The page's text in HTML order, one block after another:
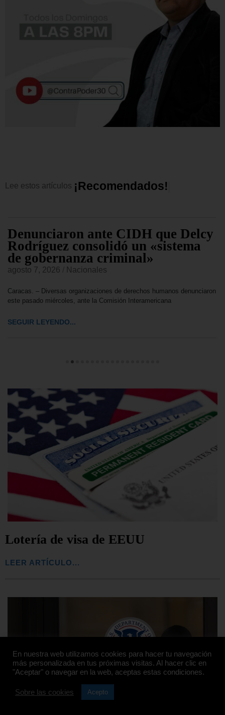
Lee estos artículos ¡Recomend ad os!
Denunciaron ante CIDH que Delcy
Rodríguez consolidó un «sistema
de gobernanza criminal»
agosto 7, 2026 Nacionales
Caracas. – Diversas organizaciones de derechos humanos denunciaron
este pasado miércoles, ante la Comisión Interamericana
SEGUIR LEYENDO...
Lotería de visa de EEUU
LEER ARTÍCULO...
En nuestra web utilizamos cookies para hacer tu navegación
más personalizada en tus próximas visitas. Al hacer clic en
"Aceptar" o navegar en la web, aceptas estas condiciones.
Sobre las cookies Acepto